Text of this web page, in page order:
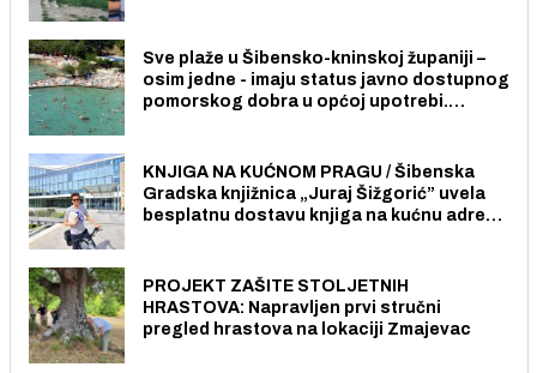
Sve plaže u Šibensko-kninskoj županiji –
osim jedne - imaju status javno dostupnog
pomorskog dobra u općoj upotrebi.
KNJIGA NA KUĆNOM PRAGU / Šibenska
Gradska knjižnica „Juraj Šižgorić” uvela
besplatnu dostavu knjiga na kućnu adresu
PROJEKT ZAŠITE STOLJETNIH
HRASTOVA: Napravljen prvi stručni
pregled hrastova na lokaciji Zmajevac